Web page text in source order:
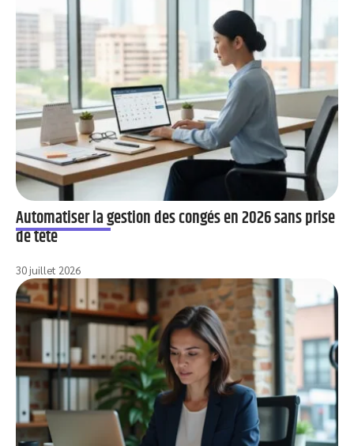
Automatiser la gestion des congés en 2026 sans prise
de tête
30 juillet 2026